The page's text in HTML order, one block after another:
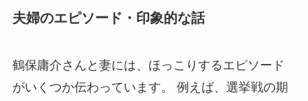
夫婦のエピソード・印象的な話
鶴保庸介さんと妻には、ほっこりするエピソード
がいくつか伝わっています。 例えば、選挙戦の期